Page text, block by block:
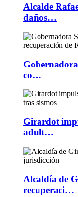
Alcalde
daños…
co…
Girardot
adult…
Alcaldía de
recuperaci…